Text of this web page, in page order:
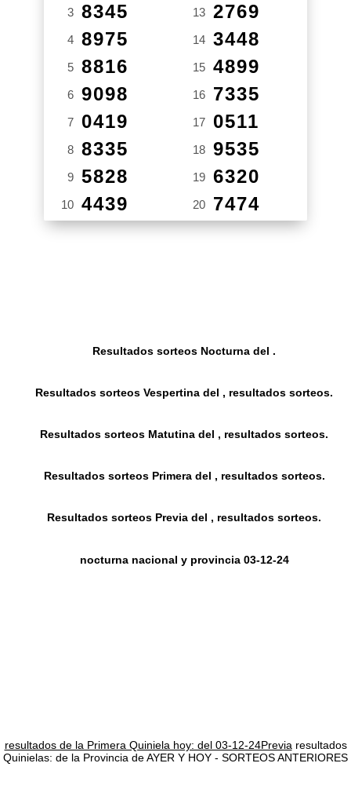
3 8345
4 8975
5 8816
6 9098
7 0419
8 8335
9 5828
10 4439
13 2769
14 3448
15 4899
16 7335
17 0511
18 9535
19 6320
20 7474
Resultados sorteos Nocturna del .
Resultados sorteos Vespertina del , resultados sorteos.
Resultados sorteos Matutina del , resultados sorteos.
Resultados sorteos Primera del , resultados sorteos.
Resultados sorteos Previa del , resultados sorteos.
nocturna nacional y provincia 03-12-24
resultados de la Primera Quiniela hoy: del 03-12-24Previa resultados
Quinielas: de la Provincia de AYER Y HOY - SORTEOS ANTERIORES